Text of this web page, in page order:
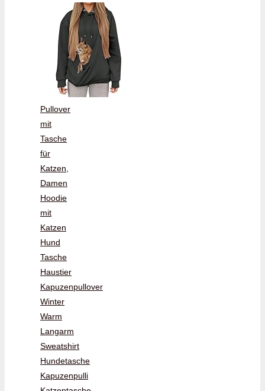
Pullover
mit
Tasche
für
Katzen,
Damen
Hoodie
mit
Katzen
Hund
Tasche
Haustier
Kapuzenpullover
Winter
Warm
Langarm
Sweatshirt
Hundetasche
Kapuzenpulli